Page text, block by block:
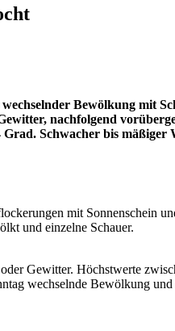
Bewölkung mit
nachfolgend
Schwacher bis mäßiger
mit Sonnenschein
und einzelne Schauer.
Gewitter. Höchstwerte
wechselnde Bewölkung